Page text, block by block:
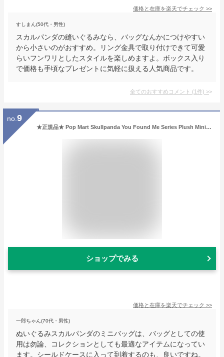
価格と在庫を楽天でチェック >>
すしまん(50代・男性)
スカルパンダの縫いぐるみなら、バッグなんかにつけやすい
から小さいのがおすすめ。リング金具で取り付けできて可愛
らいフンワリとしたスタイルを楽しめますよ。ボックス入り
で価格も手頃なプレゼントに気軽に扱える人気商品です。
全てのおすすめコメント (1件) >
no. 9
★正規品★ Pop Mart Skullpanda You Found Me Series Plush Mini Bag Sealed Case (1 Blind Box \~ 6 Blind Boxes) ポップマート スカルパンダ ユーファウンドミーシリーズ ぬいぐるみ ミニバッグ シールドケース 1個〜6個入り ブラインドボックス 可愛い コレクション
ショップでみる
価格と在庫を楽天でチェック >>
一郎ちゃん(70代・男性)
ぬいぐるみスカルパンダのミニバッグは、バッグとしての使
用は勿論、コレクションとしても最適なアイテムになってい
ます。シールドケースに入って到着するのも、良いですね。